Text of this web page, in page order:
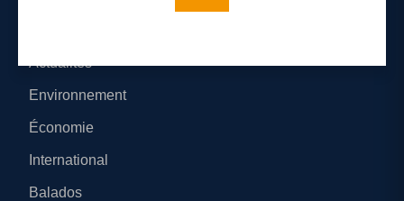
Actualités
Environnement
Économie
International
Balados